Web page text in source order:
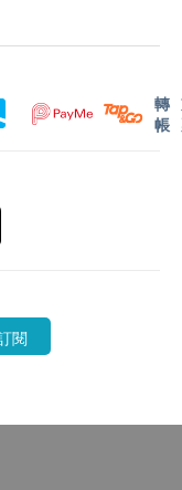
況再作最後確
未能提供任何訂
有權拒絕接
話或電郵通知顧
任檢查貨品是否
接受退換。
須保留有效收據
下列方式聯絡 永
轉
帳
閱